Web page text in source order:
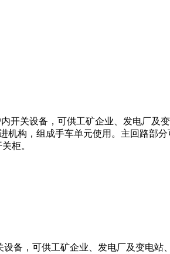
开关设备，可供工矿企业、发电厂及
构，组成手车单元使用。主回路部
柜。
备，可供工矿企业、发电厂及变电站